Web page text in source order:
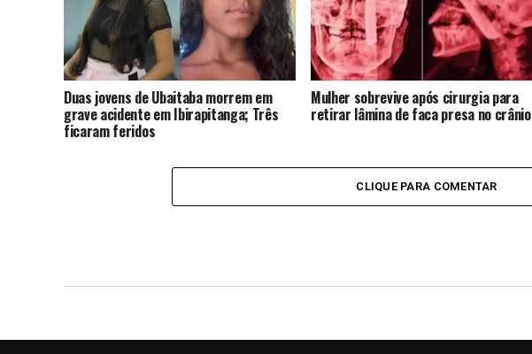
Duas jovens de Ubaitaba morrem em
grave acidente em Ibirapitanga; Três
ficaram feridos
Mulher sobrevive após cirurgia para
retirar lâmina de faca presa no crânio
CLIQUE PARA COMENTAR